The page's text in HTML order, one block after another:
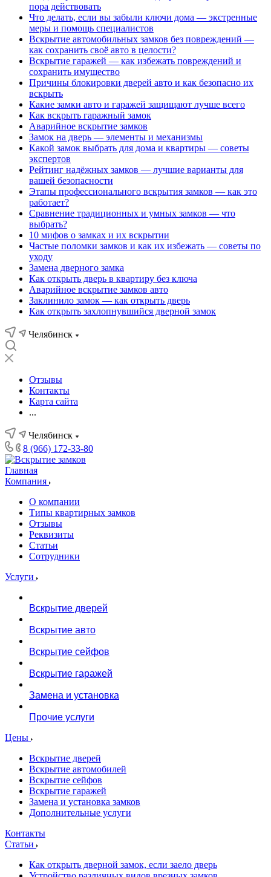
пора действовать
Что делать, если вы забыли ключи дома — экстренные
меры и помощь специалистов
Вскрытие автомобильных замков без повреждений —
как сохранить своё авто в целости?
Вскрытие гаражей — как избежать повреждений и
сохранить имущество
Причины блокировки дверей авто и как безопасно их
вскрыть
Какие замки авто и гаражей защищают лучше всего
Как вскрыть гаражный замок
Аварийное вскрытие замков
Замок на дверь — элементы и механизмы
Какой замок выбрать для дома и квартиры — советы
экспертов
Рейтинг надёжных замков — лучшие варианты для
вашей безопасности
Этапы профессионального вскрытия замков — как это
работает?
Сравнение традиционных и умных замков — что
выбрать?
10 мифов о замках и их вскрытии
Частые поломки замков и как их избежать — советы по
уходу
Замена дверного замка
Как открыть дверь в квартиру без ключа
Аварийное вскрытие замков авто
Заклинило замок — как открыть дверь
Как открыть захлопнувшийся дверной замок
Челябинск
Отзывы
Контакты
Карта сайта
...
Челябинск
8 (966) 172-33-80
Главная
Компания
О компании
Типы квартирных замков
Отзывы
Реквизиты
Статьи
Сотрудники
Услуги
Вскрытие дверей
Вскрытие авто
Вскрытие сейфов
Вскрытие гаражей
Замена и установка
Прочие услуги
Цены
Вскрытие дверей
Вскрытие автомобилей
Вскрытие сейфов
Вскрытие гаражей
Замена и установка замков
Дополнительные услуги
Контакты
Статьи
Как открыть дверной замок, если заело дверь